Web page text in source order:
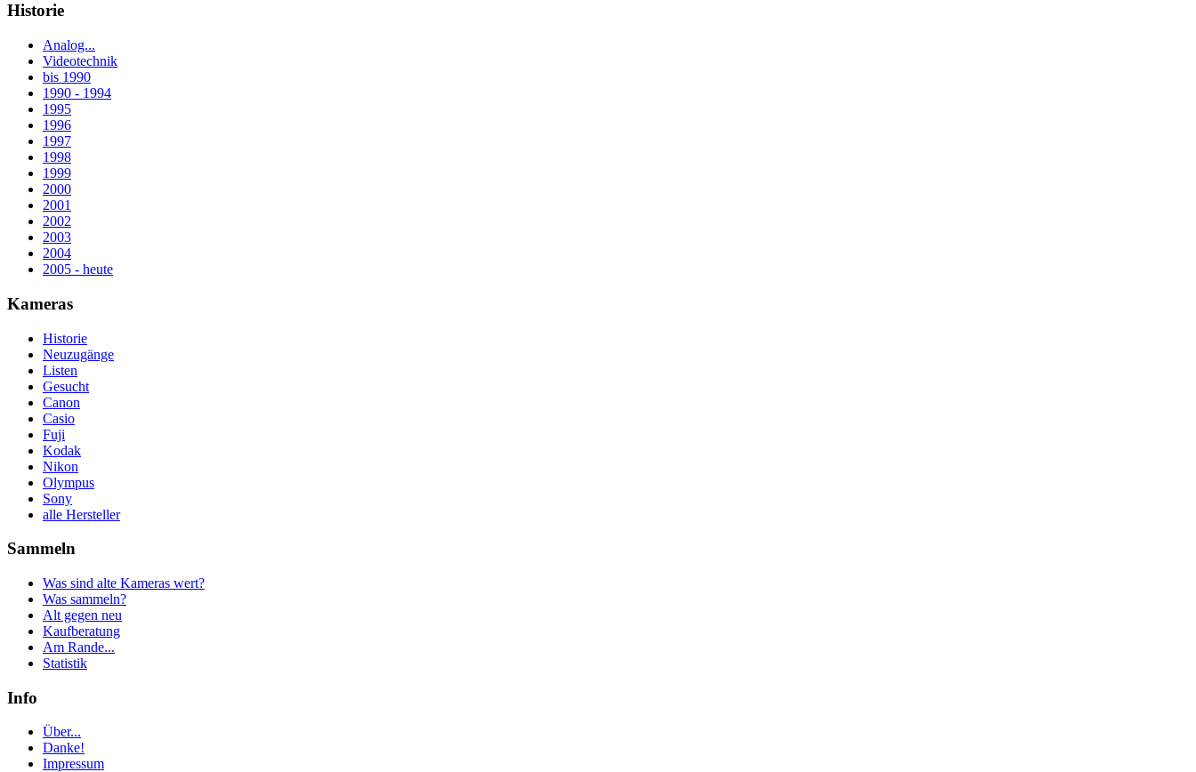
Historie
Analog...
Videotechnik
bis 1990
1990 - 1994
1995
1996
1997
1998
1999
2000
2001
2002
2003
2004
2005 - heute
Kameras
Historie
Neuzugänge
Listen
Gesucht
Canon
Casio
Fuji
Kodak
Nikon
Olympus
Sony
alle Hersteller
Sammeln
Was sind alte Kameras wert?
Was sammeln?
Alt gegen neu
Kaufberatung
Am Rande...
Statistik
Info
Über...
Danke!
Impressum